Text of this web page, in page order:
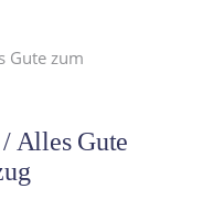
Alles Gute